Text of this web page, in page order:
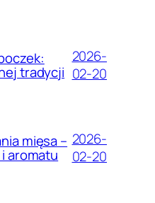
tradycji
2026-
02-20
mięsa –
aromatu
2026-
02-20